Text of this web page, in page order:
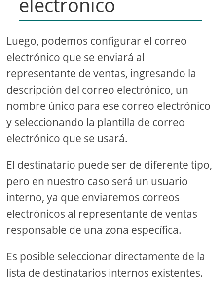
Luego, podemos configurar el correo
electrónico que se enviará al
representante de ventas, ingresando la
descripción del correo electrónico, un
nombre único para ese correo electrónico
y seleccionando la plantilla de correo
electrónico que se usará.
El destinatario puede ser de diferente tipo,
pero en nuestro caso será un usuario
interno, ya que enviaremos correos
electrónicos al representante de ventas
responsable de una zona específica.
Es posible seleccionar directamente de la
lista de destinatarios internos existentes.